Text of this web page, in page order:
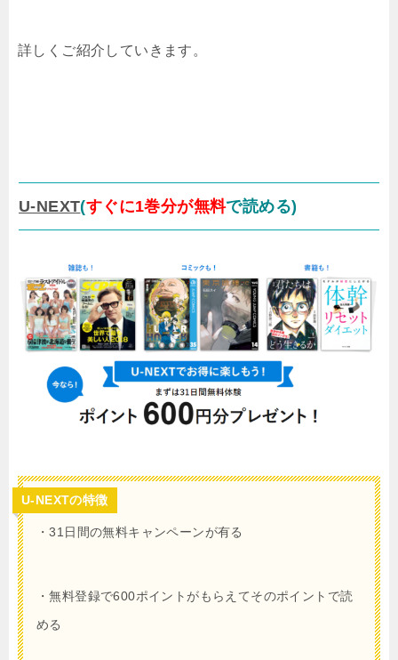
詳しくご紹介していきます。
U-NEXT(すぐに1巻分が無料で読める)
U-NEXTの特徴
・31日間の無料キャンペーンが有る
・無料登録で600ポイントがもらえてそのポイントで読
める